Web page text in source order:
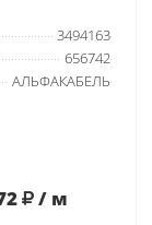
3494163
656742
АЛЬФАКАБЕЛЬ
/ м